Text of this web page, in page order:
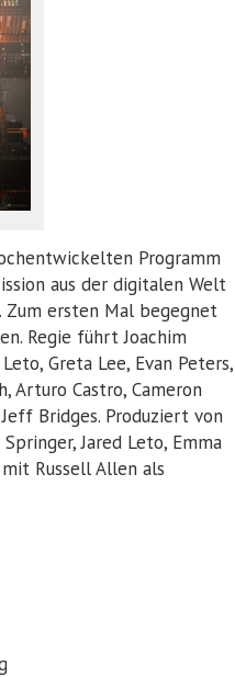
Programm
aus der digitalen Welt
ersten Mal begegnet
Regie führt Joachim
Greta Lee, Evan Peters,
Arturo Castro, Cameron
Bridges. Produziert von
Jared Leto, Emma
Russell Allen als